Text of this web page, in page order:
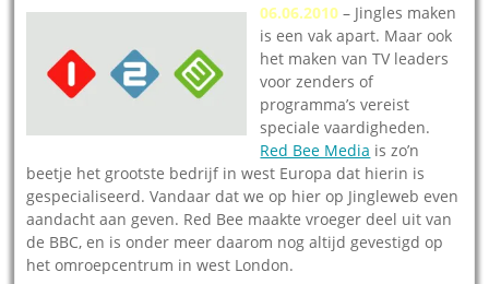
06.06.2010 – Jingles maken
is een vak apart. Maar ook
het maken van TV leaders
voor zenders of
programma’s vereist
speciale vaardigheden.
Red Bee Media is zo’n
beetje het grootste bedrijf in west Europa dat hierin is
gespecialiseerd. Vandaar dat we op hier op Jingleweb even
aandacht aan geven. Red Bee maakte vroeger deel uit van
de BBC, en is onder meer daarom nog altijd gevestigd op
het omroepcentrum in west London.